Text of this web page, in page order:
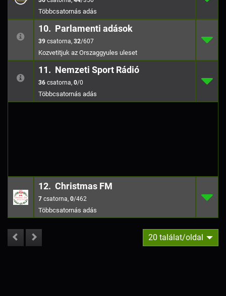
10.
10. Parlamenti adások
39 , 32/607
Kozvetitjuk az Orszaggyules uleset
39
32/607
11.
11. Nemzeti Sport Rádió
36 , 0/0
36
/0
12.
12. Christmas FM
7 , 0/462 /462
20 találat/oldal